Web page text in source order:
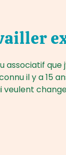
associatif que
il y a 15
veulent